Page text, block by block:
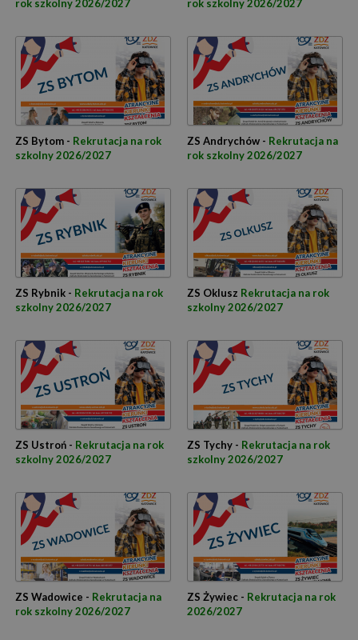
rok szkolny 2026/2027
rok szkolny 2026/2027
ZS Bytom - Rekrutacja na rok
szkolny 2026/2027
ZS Andrychów - Rekrutacja na
rok szkolny 2026/2027
ZS Rybnik - Rekrutacja na rok
szkolny 2026/2027
ZS Oklusz Rekrutacja na rok
szkolny 2026/2027
ZS Ustroń - Rekrutacja na rok
szkolny 2026/2027
ZS Tychy - Rekrutacja na rok
szkolny 2026/2027
ZS Wadowice - Rekrutacja na
rok szkolny 2026/2027
ZS Żywiec - Rekrutacja na rok
2026/2027